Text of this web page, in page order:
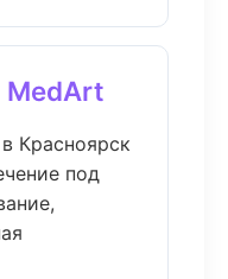
MedArt
Красноярск
под